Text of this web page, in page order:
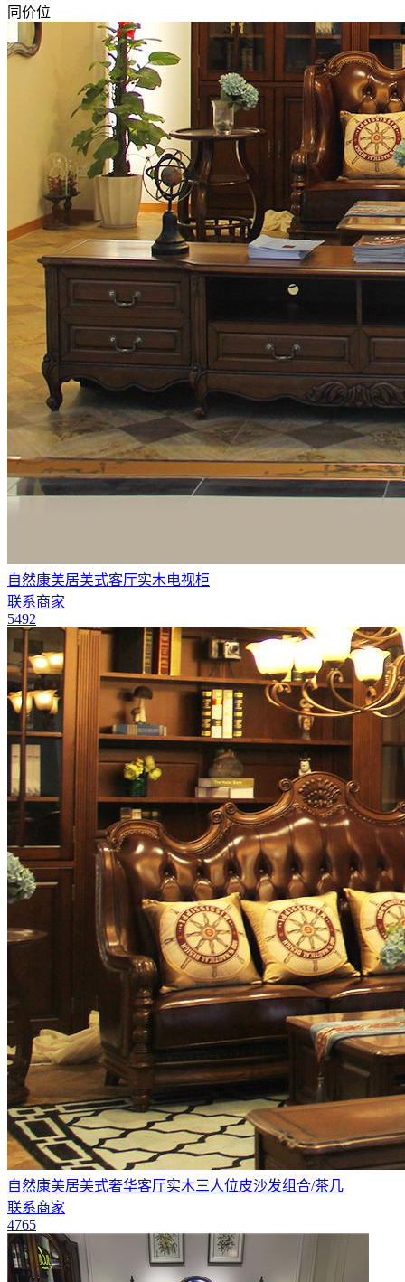
同价位
自然康美居美式客厅实木电视柜
联系商家
5492
自然康美居美式奢华客厅实木三人位皮沙发组合/茶几​
联系商家
4765